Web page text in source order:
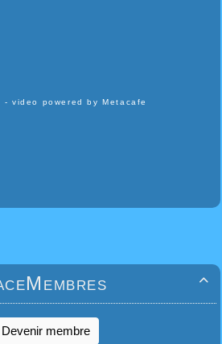
video powered by Metacafe

Devenir membre